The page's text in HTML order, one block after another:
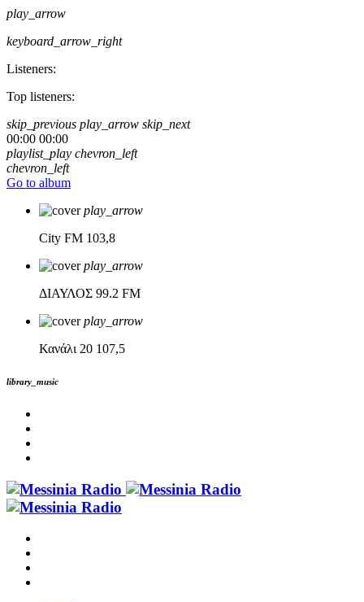
play_arrow
keyboard_arrow_right
Listeners:
Top listeners:
skip_previous play_arrow skip_next
00:00 00:00
playlist_play chevron_left
chevron_left
Go to album
play_arrow
City FM 103,8
play_arrow
ΔΙΑΥΛΟΣ 99.2 FM
play_arrow
Κανάλι 20 107,5
library_music